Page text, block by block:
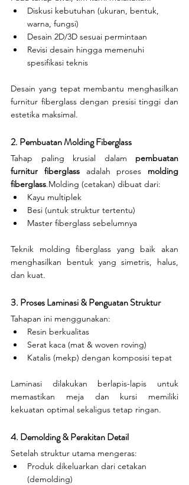
Diskusi kebutuhan (ukuran, bentuk,
warna, fungsi)
Desain 2D/3D sesuai permintaan
Revisi desain hingga memenuhi
spesifikasi teknis
Desain yang tepat membantu menghasilkan
furnitur fiberglass dengan presisi tinggi dan
estetika maksimal.
2. Pembuatan Molding Fiberglass
Tahap paling krusial dalam pembuatan
furnitur fiberglass adalah proses molding
fiberglass.Molding (cetakan) dibuat dari:
Kayu multiplek
Besi (untuk struktur tertentu)
Master fiberglass sebelumnya
Teknik molding fiberglass yang baik akan
menghasilkan bentuk yang simetris, halus,
dan kuat.
3. Proses Laminasi & Penguatan Struktur
Tahapan ini menggunakan:
Resin berkualitas
Serat kaca (mat & woven roving)
Katalis (mekp) dengan komposisi tepat
Laminasi dilakukan berlapis-lapis untuk
memastikan meja dan kursi memiliki
kekuatan optimal sekaligus tetap ringan.
4. Demolding & Perakitan Detail
Setelah struktur utama mengeras:
Produk dikeluarkan dari cetakan
(demolding)